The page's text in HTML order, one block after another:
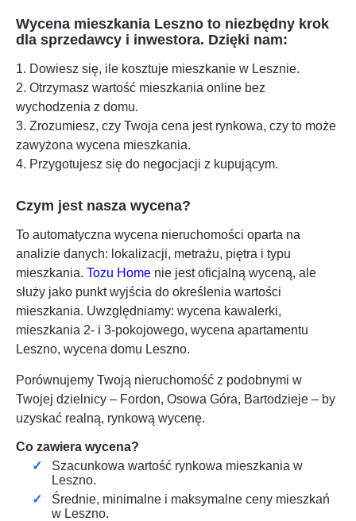
Wycena mieszkania Leszno to niezbędny krok
dla sprzedawcy i inwestora. Dzięki nam:
1. Dowiesz się, ile kosztuje mieszkanie w Lesznie.
2. Otrzymasz wartość mieszkania online bez
wychodzenia z domu.
3. Zrozumiesz, czy Twoja cena jest rynkowa, czy to może
zawyżona wycena mieszkania.
4. Przygotujesz się do negocjacji z kupującym.
Czym jest nasza wycena?
To automatyczna wycena nieruchomości oparta na
analizie danych: lokalizacji, metrażu, piętra i typu
mieszkania. Tozu Home nie jest oficjalną wyceną, ale
służy jako punkt wyjścia do określenia wartości
mieszkania. Uwzględniamy: wycena kawalerki,
mieszkania 2- i 3-pokojowego, wycena apartamentu
Leszno, wycena domu Leszno.
Porównujemy Twoją nieruchomość z podobnymi w
Twojej dzielnicy – Fordon, Osowa Góra, Bartodzieje – by
uzyskać realną, rynkową wycenę.
Co zawiera wycena?
Szacunkowa wartość rynkowa mieszkania w
Leszno.
Średnie, minimalne i maksymalne ceny mieszkań
w Leszno.